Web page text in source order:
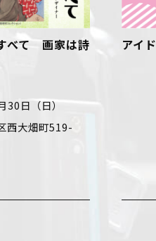
募集！